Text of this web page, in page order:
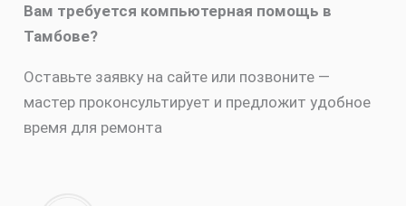
Вам требуется компьютерная помощь в
Тамбове?
Оставьте заявку на сайте или позвоните —
мастер проконсультирует и предложит удобное
время для ремонта